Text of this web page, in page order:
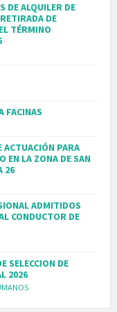
DE ALQUILER DE
DE
TÉRMINO
FACINAS
PARA
EN LA ZONA DE SAN
26
ADMITIDOS
CONDUCTOR DE
SELECCION DE
2026